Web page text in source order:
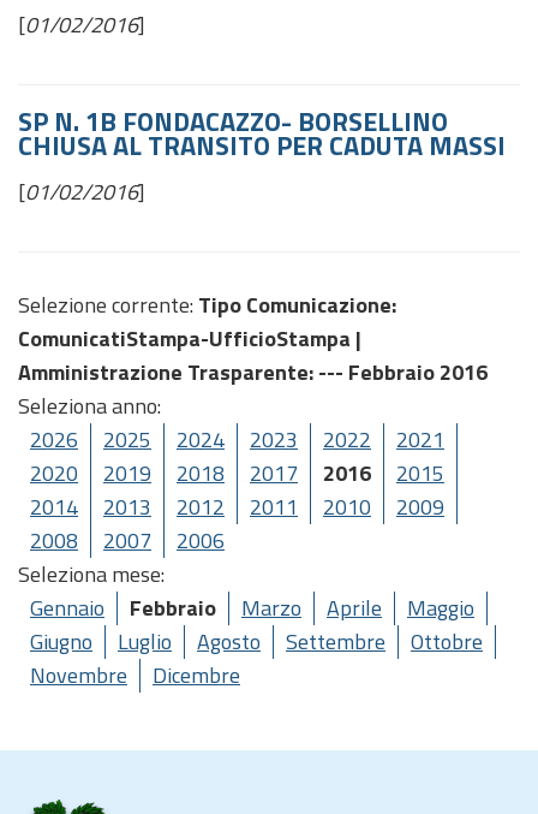
[01/02/2016]
SP N. 1B FONDACAZZO- BORSELLINO
CHIUSA AL TRANSITO PER CADUTA MASSI
[01/02/2016]
Selezione corrente: Tipo Comunicazione:
ComunicatiStampa-UfficioStampa |
Amministrazione Trasparente: --- Febbraio 2016
Seleziona anno:
2026
2025 2024 2023 2022
2021
2020
2019 2018 2017 2016
2015
2014
2013 2012 2011 2010
2009
2008
2007
2006
Seleziona mese:
Gennaio
Febbraio Marzo Aprile
Maggio
Giugno
Luglio Agosto Settembre
Ottobre
Novembre
Dicembre